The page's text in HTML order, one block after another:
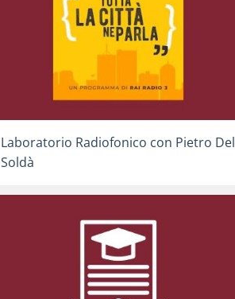
Titolo card:
Laboratorio Radiofonico con Pietro Del
Soldà